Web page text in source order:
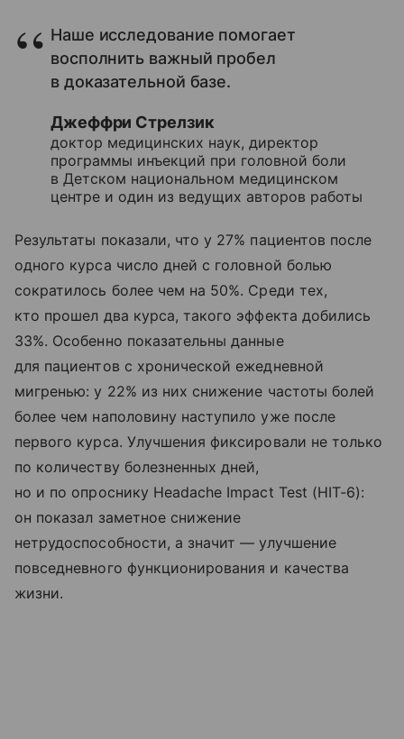
Наше исследование помогает
восполнить важный пробел
в доказательной базе.
Джеффри Стрелзик
доктор медицинских наук, директор
программы инъекций при головной боли
в Детском национальном медицинском
центре и один из ведущих авторов работы
Результаты показали, что у 27% пациентов после
одного курса число дней с головной болью
сократилось более чем на 50%. Среди тех,
кто прошел два курса, такого эффекта добились
33%. Особенно показательны данные
для пациентов с хронической ежедневной
мигренью: у 22% из них снижение частоты болей
более чем наполовину наступило уже после
первого курса. Улучшения фиксировали не только
по количеству болезненных дней,
но и по опроснику Headache Impact Test (HIT‑6):
он показал заметное снижение
нетрудоспособности, а значит — улучшение
повседневного функционирования и качества
жизни.